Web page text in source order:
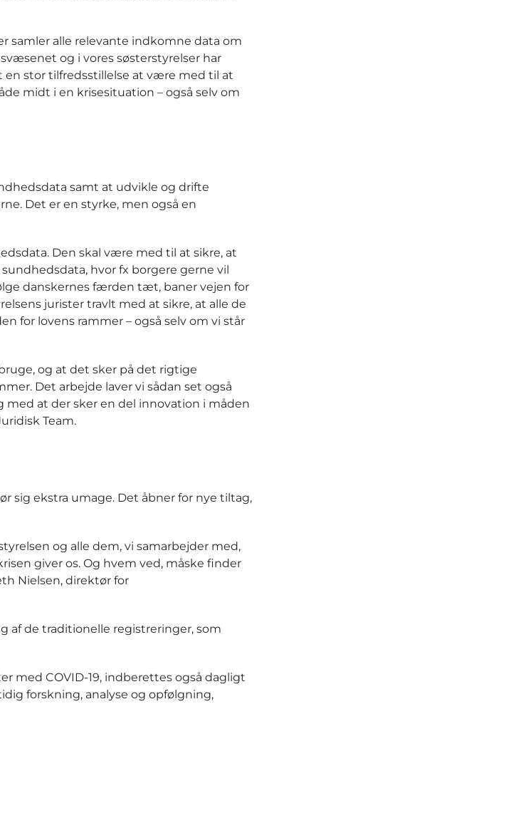
samler alle relevante indkomne data om
og i vores søsterstyrelser har
en stor tilfredsstillelse at være med til at
midt i en krisesituation – også selv om
samt at udvikle og drifte
Det er en styrke, men også en
Den skal være med til at sikre, at
hvor fx borgere gerne vil
danskernes færden tæt, baner vejen for
jurister travlt med at sikre, at alle de
for lovens rammer – også selv om vi står
og at det sker på det rigtige
Det arbejde laver vi sådan set også
at der sker en del innovation i måden
Team.
sig ekstra umage. Det åbner for nye tiltag,
og alle dem, vi samarbejder med,
giver os. Og hvem ved, måske finder
Nielsen, direktør for
af de traditionelle registreringer, som
med COVID-19, indberettes også dagligt
forskning, analyse og opfølgning,